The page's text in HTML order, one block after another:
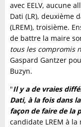
avec EELV, aucune
Dati (LR), deuxième
(LREM), troisième.
de battre la maire
tous les compromis
Gaspard Gantzer
Buzyn.
"Il y a de vraies
Dati, à la fois dans
façon de faire de la
candidate LREM à